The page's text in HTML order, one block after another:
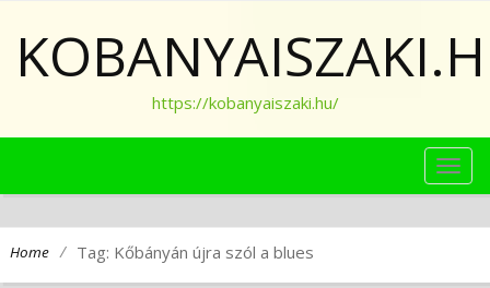
https://kobanyaiszaki.hu/
Home / Tag: Kőbányán újra szól a blues